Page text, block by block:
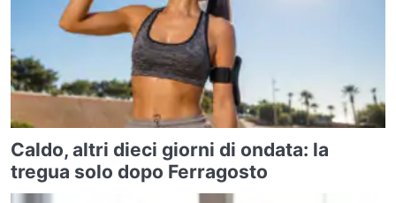
Caldo, altri dieci giorni di ondata: la
tregua solo dopo Ferragosto